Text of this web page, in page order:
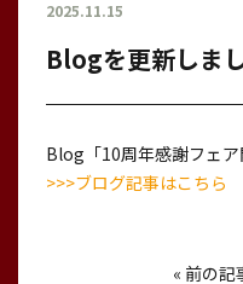
2025.11.15
Blogを更新しま
Blog「10周年感謝フェ
>>>ブログ記事はこちら
« 前の記